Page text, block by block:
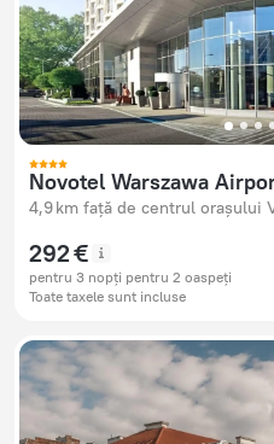
Novotel Warszawa
4,9 km față de centrul orașului
292 €
pentru 3 nopți pentru 2 oaspeți
Toate taxele sunt incluse